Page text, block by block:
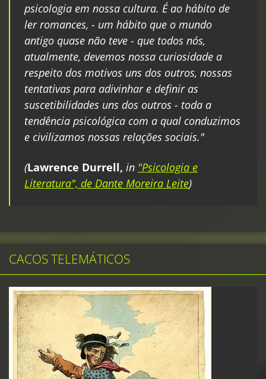
psicologia em nossa cultura. É ao hábito de
ler romances, - um hábito que o mundo
antigo quase não teve - que todos nós,
atualmente, devemos nossa curiosidade a
respeito dos motivos uns dos outros, nossas
tentativas para adivinhar e definir as
suscetibilidades uns dos outros - toda a
tendência psicológica com a qual conduzimos
e civilizamos nossas relações sociais."
(Lawrence Durrell, in "Psicologia e
Literatura", de Dante Moreira Leite)
CACOS TELEMÁTICOS